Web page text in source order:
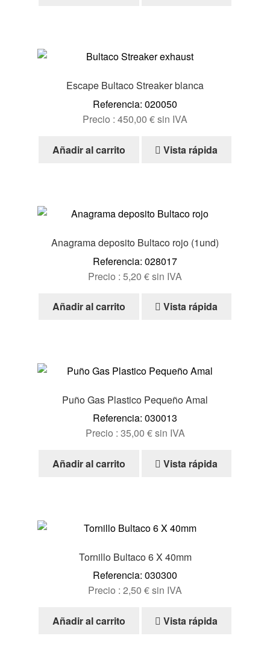
Escape Bultaco Streaker blanca
Referencia: 020050
Precio : 450,00 €sin IVA
Añadir al carrito Vista rápida
Anagrama deposito Bultaco rojo (1und)
Referencia: 028017
Precio : 5,20 €sin IVA
Añadir al carrito Vista rápida
Puño Gas Plastico Pequeño Amal
Referencia: 030013
Precio : 35,00 €sin IVA
Añadir al carrito Vista rápida
Tornillo Bultaco 6 X 40mm
Referencia: 030300
Precio : 2,50 €sin IVA
Añadir al carrito Vista rápida